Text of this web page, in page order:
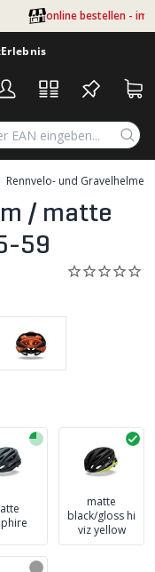
online bestellen - im
Erlebnis
Rennvelo- und Gravelhelme
/ matte
59
matte
black/gloss hi
viz yellow